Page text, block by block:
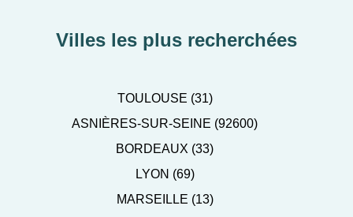
Villes les plus recherchées
TOULOUSE (31)
ASNIÈRES-SUR-SEINE (92600)
BORDEAUX (33)
LYON (69)
MARSEILLE (13)